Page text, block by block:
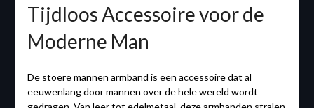
Tijdloos Accessoire voor de
Moderne Man
De stoere mannen armband is een accessoire dat al
eeuwenlang door mannen over de hele wereld wordt